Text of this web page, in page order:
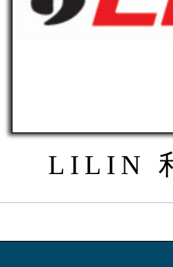
LILIN